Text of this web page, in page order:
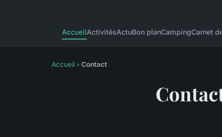
AccueilActivitésActuBon planCampingCarnet
Accueil › Contact